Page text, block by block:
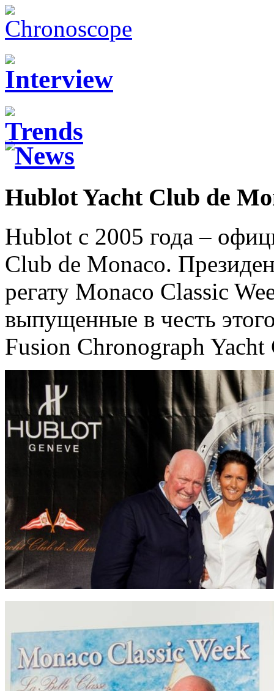
Hublot Yacht Club de
Hublot с 2005 года –
Club de Monaco.
регату Monaco Classic
выпущенные в честь
Fusion Chronograph